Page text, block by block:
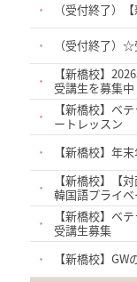
・ （受付終了）
・ （受付終了）
・
【新橋校】
受講生を募集中
・
【新橋校】ベ
ートレッスン
・
【新橋校】年
・
【新橋校】【
韓国語プライ
・
【新橋校】ベ
受講生募集
・
【新橋校】